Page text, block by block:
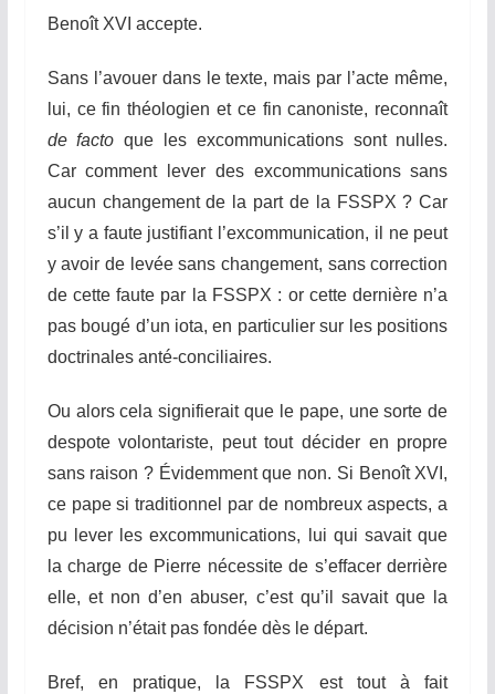
Benoît XVI accepte.
Sans l’avouer dans le texte, mais par l’acte même,
lui, ce fin théologien et ce fin canoniste, reconnaît
de facto que les excommunications sont nulles.
Car comment lever des excommunications sans
aucun changement de la part de la FSSPX ? Car
s’il y a faute justifiant l’excommunication, il ne peut
y avoir de levée sans changement, sans correction
de cette faute par la FSSPX : or cette dernière n’a
pas bougé d’un iota, en particulier sur les positions
doctrinales anté-conciliaires.
Ou alors cela signifierait que le pape, une sorte de
despote volontariste, peut tout décider en propre
sans raison ? Évidemment que non. Si Benoît XVI,
ce pape si traditionnel par de nombreux aspects, a
pu
leverles excommunications, lui qui savait que
la charge de Pierre nécessite de s’effacer derrière
elle, et non d’en abuser, c’est qu’il savait que la
décision n’était pas fondée dès le départ.
Bref, en pratique, la FSSPX est tout à fait